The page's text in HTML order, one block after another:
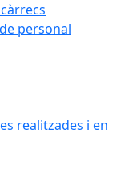
personal
realitzades i en